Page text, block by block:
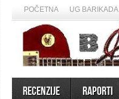
POČETNA UG BARIKADA
Recenzije Raporti